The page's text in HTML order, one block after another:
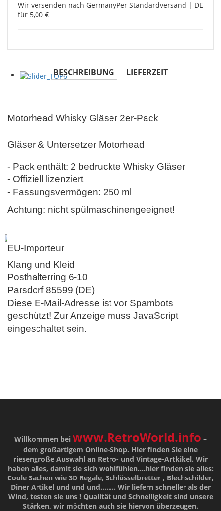
Wir versenden nach GermanyPer Standardversand | DE
für 5,00 €
BESCHREIBUNG LIEFERZEIT
Motorhead Whisky Gläser 2er-Pack
Gläser & Untersetzer Motorhead
- Pack enthält: 2 bedruckte Whisky Gläser
- Offiziell lizenziert
- Fassungsvermögen: 250 ml
Achtung: nicht spülmaschinengeeignet!
EU-Importeur
Klang und Kleid
Posthalterring 6-10
Parsdorf 85599 (DE)
Diese E-Mail-Adresse ist vor Spambots
geschützt! Zur Anzeige muss JavaScript
eingeschaltet sein.
Willkommen bei www.RetroWorld.info –
dem großartigem Online-Shop. Hier finden Sie eine
riesengroße Auswahl an Retro- und Vintage-Artkikel. Wir
haben alles, damit sie sich wohlfühlen....hier finden sie alles:
Coole Sachen wie 3D Regale, Schlüsselbretter , Blechschilder,
Diner Artikel und und und........ Wir liefern schneller als der
Wind, testen sie uns ! Qualitätund Schnelligkeitsind unsere
Stärken, wir möchten auch sie hiervon überzeugen.